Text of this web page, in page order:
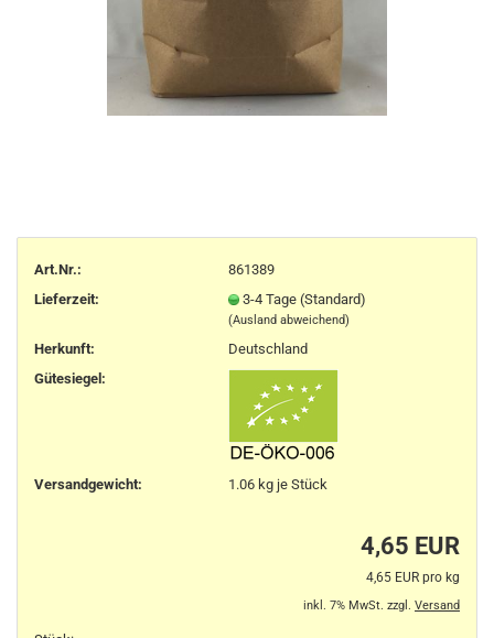
Art.Nr.:
861389
Lieferzeit:
3-4 Tage (Standard)
(Ausland abweichend)
Herkunft:
Deutschland
Gütesiegel:
Versandgewicht: 1.06kg je Stück
4,65 EUR
4,65 EUR pro kg
inkl. 7% MwSt. zzgl. Versand